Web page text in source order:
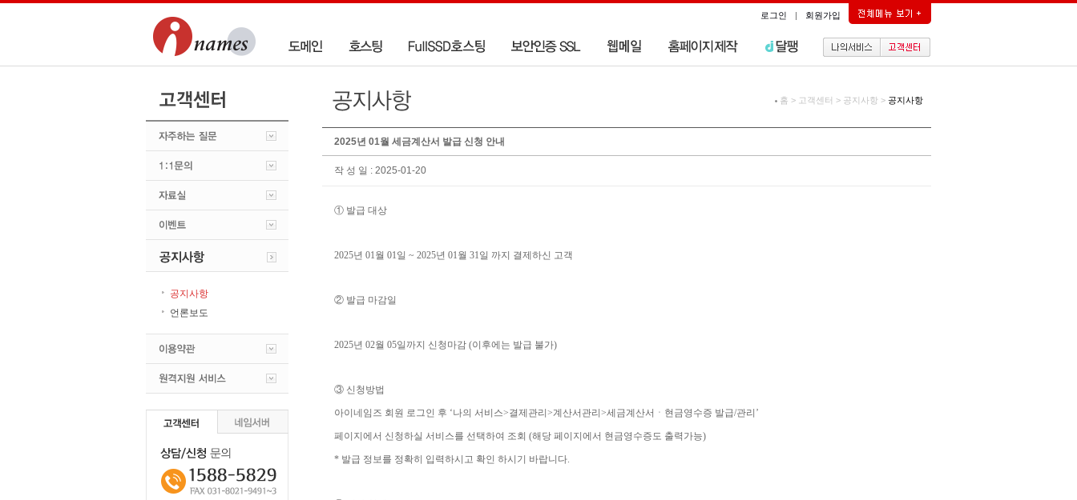
로그인 | 회원가입
공지사항
언론보도
홈 > 고객센터 > 공지사항 > 공지사항
2025년 01월 세금계산서 발급 신청 안내
작 성 일 : 2025-01-20
① 발급 대상
2025년 01월 01일 ~ 2025년 01월 31일 까지 결제하신 고객
② 발급 마감일
2025년 02월 05일까지 신청마감 (이후에는 발급 불가)
③ 신청방법
아이네임즈 회원 로그인 후 ‘나의 서비스>결제관리>계산서관리>세금계산서ㆍ현금영수증 발급/관리’
페이지에서 신청하실 서비스를 선택하여 조회 (해당 페이지에서 현금영수증도 출력가능)
* 발급 정보를 정확히 입력하시고 확인 하시기 바랍니다.